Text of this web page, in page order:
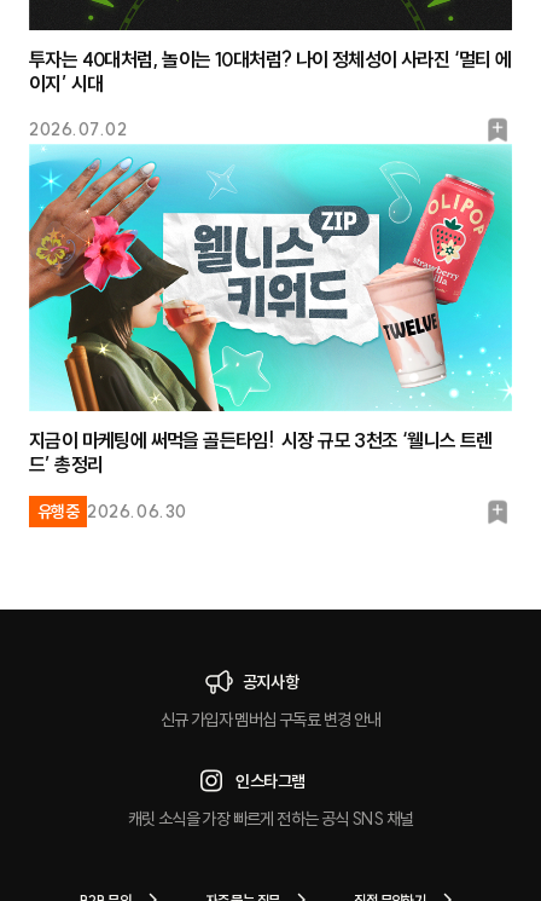
2026.07.02
북
마
크
투자는 40대처럼, 놀이는 10대처럼? 나이 정체성이 사라진 ‘멀티 에
이지’ 시대
유행중 2026.06.30
북
지금이 마케팅에 써먹을 골든타임! 시장 규모 3천조 ‘웰니스 트렌
드’ 총정리
공지사항
신규 가입자 멤버십 구독료 변경 안내
인스타그램
캐릿 소식을 가장 빠르게 전하는 공식 SNS 채널